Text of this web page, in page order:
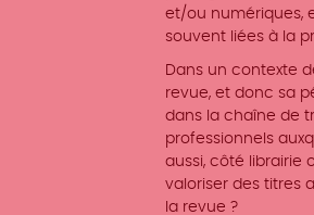
et/ou numériques,
souvent liées à la
Dans un contexte
revue, et donc sa
dans la chaîne de
professionnels
aussi, côté librairie
valoriser des titres
la revue ?